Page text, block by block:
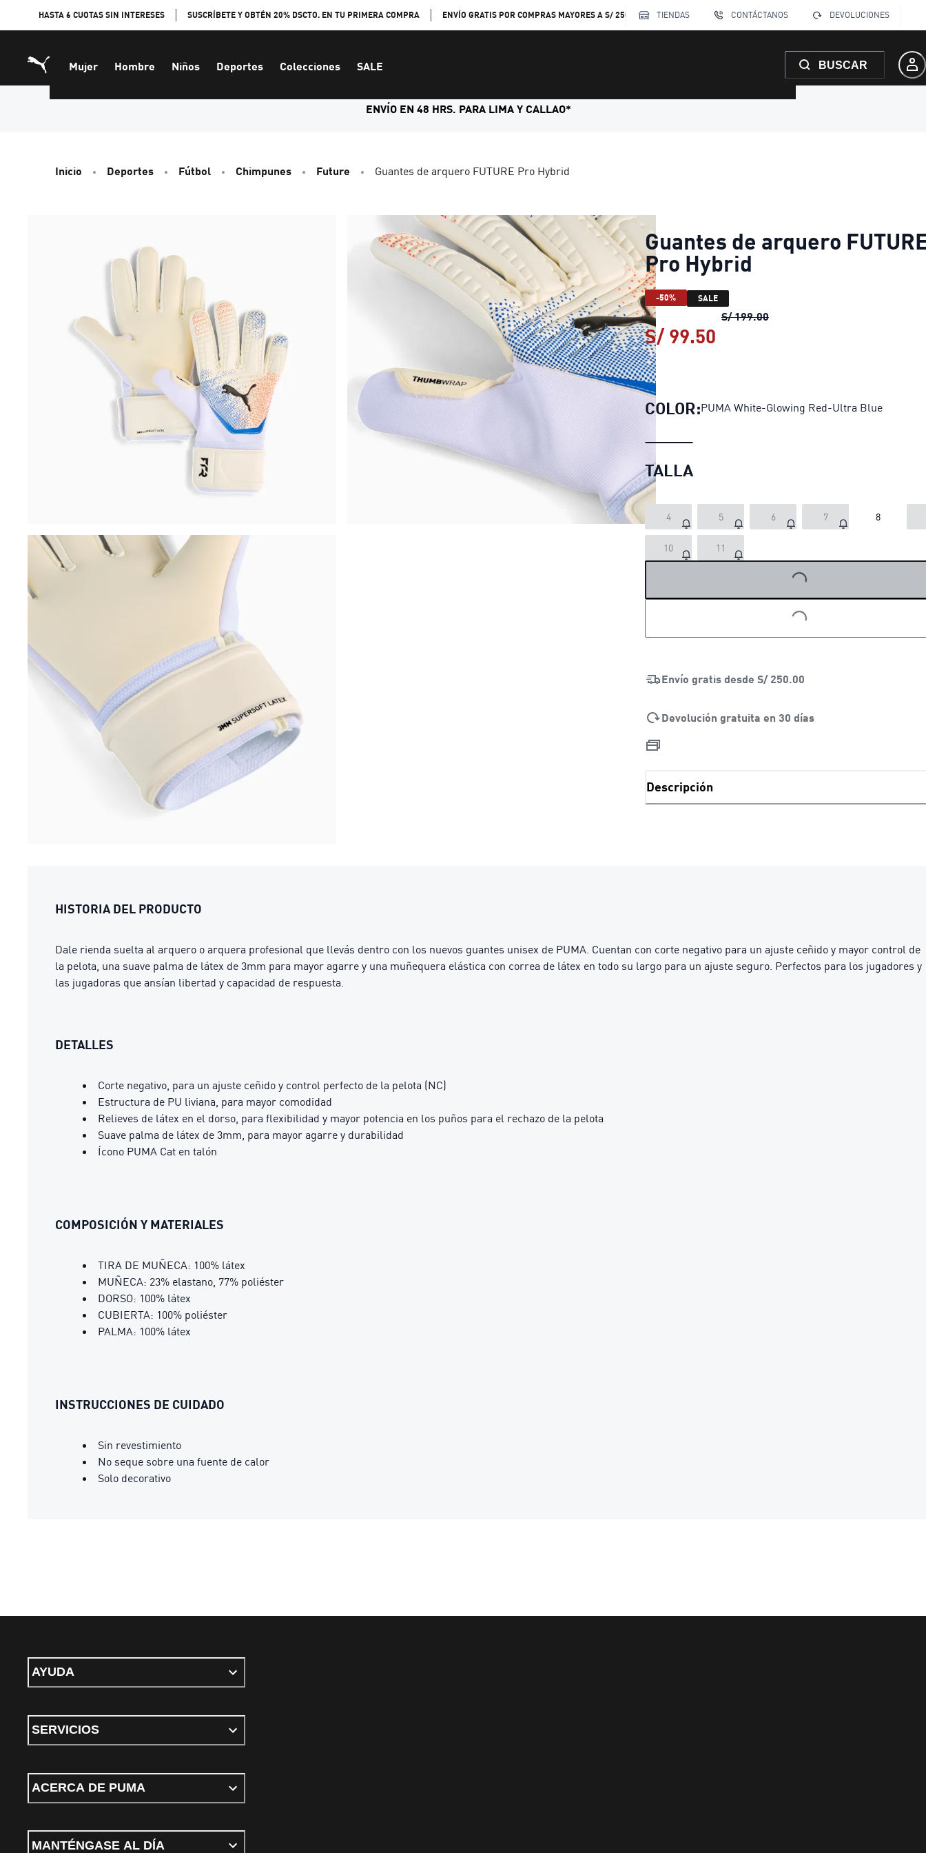
HASTA 6 CUOTAS SIN INTERESES SUSCRÍBETE Y OBTÉN 20% DSCTO. EN TU PRIMERA COMPRA ENVÍO GRATIS POR COMPRAS MAYORES A S/ 250 TIENDAS CONTÁCTANOS DEVOLUCIONES
Mujer Hombre Niños Deportes Colecciones SALE BUSCAR
ENVÍO EN 48 HRS. PARA LIMA Y CALLAO*
Inicio Deportes Fútbol Chimpunes Future Guantes de arquero FUTURE Pro Hybrid
Guantes de arquero
Pro Hybrid
-50% SALE
S/ 199.00Guantes de arquero FUTURE
S/ 99.50
COLOR:PUMA White-Glowing Red-Ultra Blue
TALLA
4 5 6 7 8
10 11
LOADING...
LOADING...
Envío gratis desde S/ 250.00
Devolución gratuita en 30 días
Descripción
HISTORIA DEL PRODUCTO
Dale rienda suelta al arquero o arquera profesional que llevás dentro con los nuevos guantes unisex de PUMA. Cuentan con corte negativo para un ajuste ceñido y mayor control de
la pelota, una suave palma de látex de 3mm para mayor agarre y una muñequera elástica con correa de látex en todo su largo para un ajuste seguro. Perfectos para los jugadores y
las jugadoras que ansían libertad y capacidad de respuesta.
DETALLES
Corte negativo, para un ajuste ceñido y control perfecto de la pelota (NC)
Estructura de PU liviana, para mayor comodidad
Relieves de látex en el dorso, para flexibilidad y mayor potencia en los puños para el rechazo de la pelota
Suave palma de látex de 3mm, para mayor agarre y durabilidad
Ícono PUMA Cat en talón
COMPOSICIÓN Y MATERIALES
TIRA DE MUÑECA: 100% látex
MUÑECA: 23% elastano, 77% poliéster
DORSO: 100% látex
CUBIERTA: 100% poliéster
PALMA: 100% látex
INSTRUCCIONES DE CUIDADO
Sin revestimiento
No seque sobre una fuente de calor
Solo decorativo
AYUDA
SERVICIOS
ACERCA DE PUMA
MANTÉNGASE AL DÍA